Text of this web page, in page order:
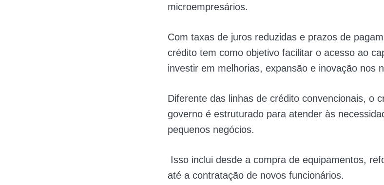
microempresários.
Com taxas de juros reduzidas e prazos de
crédito tem como objetivo facilitar o acesso ao
investir em melhorias, expansão e inovação nos
Diferente das linhas de crédito convencionais, o
governo é estruturado para atender às
pequenos negócios.
Isso inclui desde a compra de equipamentos,
até a contratação de novos funcionários.